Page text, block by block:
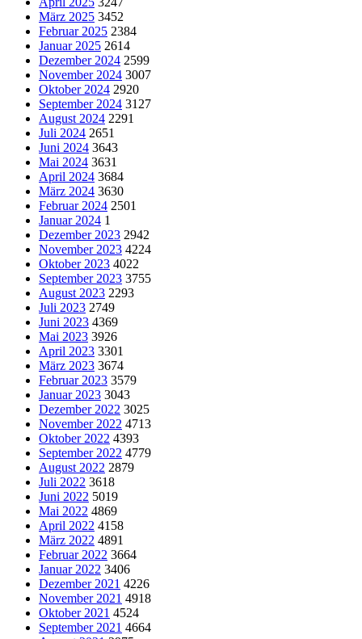
März 2025 3452
Februar 2025 2384
Januar 2025 2614
Dezember 2024 2599
November 2024 3007
Oktober 2024 2920
September 2024 3127
August 2024 2291
Juli 2024 2651
Juni 2024 3643
Mai 2024 3631
April 2024 3684
März 2024 3630
Februar 2024 2501
Januar 2024 1
Dezember 2023 2942
November 2023 4224
Oktober 2023 4022
September 2023 3755
August 2023 2293
Juli 2023 2749
Juni 2023 4369
Mai 2023 3926
April 2023 3301
März 2023 3674
Februar 2023 3579
Januar 2023 3043
Dezember 2022 3025
November 2022 4713
Oktober 2022 4393
September 2022 4779
August 2022 2879
Juli 2022 3618
Juni 2022 5019
Mai 2022 4869
April 2022 4158
März 2022 4891
Februar 2022 3664
Januar 2022 3406
Dezember 2021 4226
November 2021 4918
Oktober 2021 4524
September 2021 4664